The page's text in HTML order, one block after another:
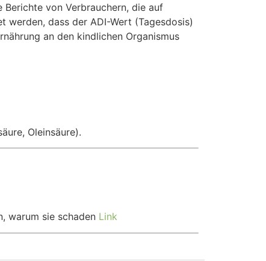
von Verbrauchern, die auf
werden, dass der ADI-Wert (Tagesdosis)
an den kindlichen Organismus
Oleinsäure).
warum sie schaden Link